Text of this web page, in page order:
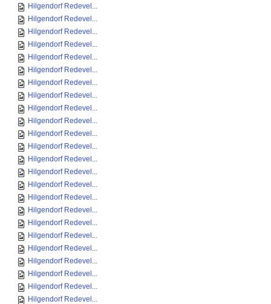
Hilgendorf Redevel...
Hilgendorf Redevel...
Hilgendorf Redevel...
Hilgendorf Redevel...
Hilgendorf Redevel...
Hilgendorf Redevel...
Hilgendorf Redevel...
Hilgendorf Redevel...
Hilgendorf Redevel...
Hilgendorf Redevel...
Hilgendorf Redevel...
Hilgendorf Redevel...
Hilgendorf Redevel...
Hilgendorf Redevel...
Hilgendorf Redevel...
Hilgendorf Redevel...
Hilgendorf Redevel...
Hilgendorf Redevel...
Hilgendorf Redevel...
Hilgendorf Redevel...
Hilgendorf Redevel...
Hilgendorf Redevel...
Hilgendorf Redevel...
Hilgendorf Redevel...